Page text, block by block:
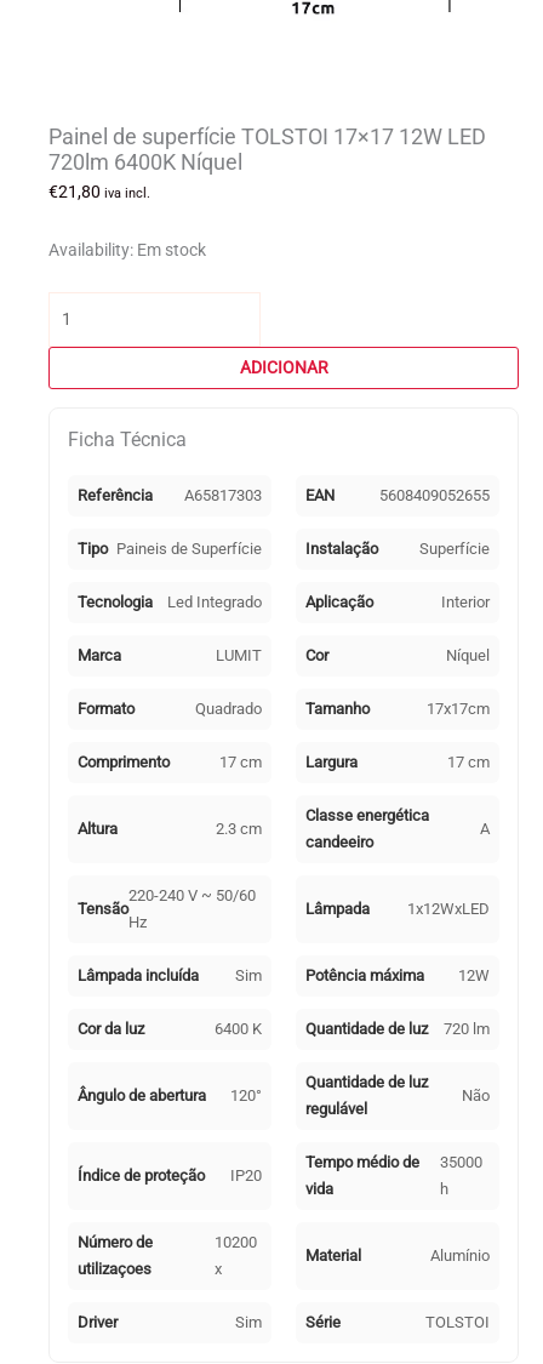
Painel de superfície TOLSTOI 17×17 12W LED
720lm 6400K Níquel
€21,80 iva incl.
Availability: Em stock
de
TOLSTOI
12W
720lm
Níquel
ADICIONAR
Ficha Técnica
Referência A65817303 EAN 5608409052655
Tipo Paineis de Superfície Instalação Superfície
Tecnologia Led Integrado Aplicação Interior
Marca LUMIT Cor Níquel
Formato Quadrado Tamanho 17x17cm
Comprimento 17 cm Largura 17 cm
Altura 2.3 cm
Classe energética
candeeiro
A
Tensão
220-240 V ~ 50/60
Hz
Lâmpada 1x12WxLED
Lâmpada incluída Sim Potência máxima 12W
Cor da luz 6400 K Quantidade de luz 720 lm
Ângulo de abertura 120°
Quantidade de luz
regulável
Não
Índice de proteção IP20
Tempo médio de
vida
35000
h
Número de
utilizaçoes
10200
x
Material Alumínio
Driver Sim Série TOLSTOI